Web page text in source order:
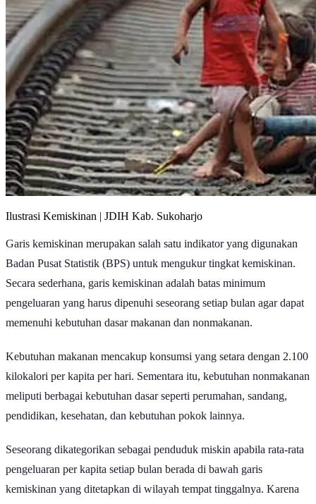
Ilustrasi Kemiskinan | JDIH Kab. Sukoharjo
Garis kemiskinan merupakan salah satu indikator yang digunakan
Badan Pusat Statistik (BPS) untuk mengukur tingkat kemiskinan.
Secara sederhana, garis kemiskinan adalah batas minimum
pengeluaran yang harus dipenuhi seseorang setiap bulan agar dapat
memenuhi kebutuhan dasar makanan dan nonmakanan.
Kebutuhan makanan mencakup konsumsi yang setara dengan 2.100
kilokalori per kapita per hari. Sementara itu, kebutuhan nonmakanan
meliputi berbagai kebutuhan dasar seperti perumahan, sandang,
pendidikan, kesehatan, dan kebutuhan pokok lainnya.
Seseorang dikategorikan sebagai penduduk miskin apabila rata-rata
pengeluaran per kapita setiap bulan berada di bawah garis
kemiskinan yang ditetapkan di wilayah tempat tinggalnya. Karena